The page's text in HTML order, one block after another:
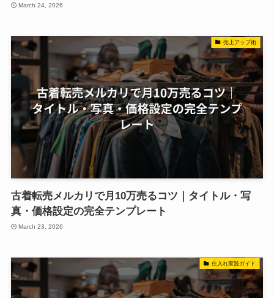
March 24, 2026
売上アップ術
古着転売メルカリで月10万売るコツ｜タイトル・写
真・価格設定の完全テンプレート
March 23, 2026
仕入れ実践ガイド